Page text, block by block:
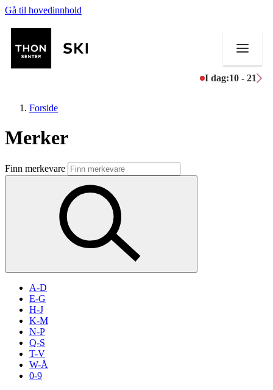
Gå til hovedinnhold
I dag:10 - 21
Butikker
Mat og drikke
Aktiviteter
Inspirasjon
Søk
Forside
Merker
Finn merkevare
A-D
E-G
H-J
K-M
N-P
Q-S
T-V
W-Å
0-9